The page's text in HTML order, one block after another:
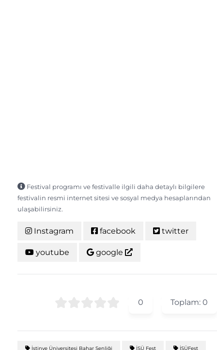
Festival programı ve festivalle ilgili daha detaylı bilgilere
festivalin resmi internet sitesi ve sosyal medya hesaplarından
ulaşabilirsiniz.
Instagram facebook twitter
youtube google
0 Toplam: 0
İstinye Üniversitesi Bahar Şenliği İSÜ Fest İSÜFest